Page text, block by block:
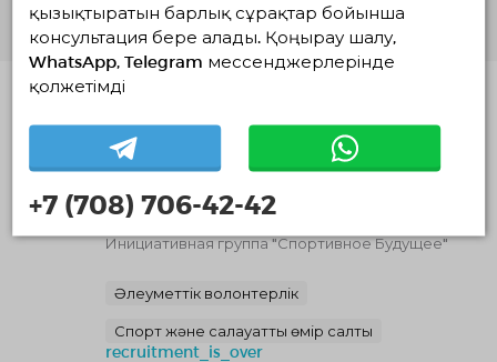
"Спортивное будущее"
25.07.2026 09:00
30.07.2026 — 09.08.2026, с 22:26 по 22:14
Астана, Астана
Инициативная группа "Спортивное Будущее"
Әлеуметтік волонтерлік
Спорт және салауатты өмір салты
recruitment_is_over
қызықтыратын барлық сұрақтар бойынша
консультация бере алады. Қоңырау шалу,
WhatsApp, Telegram мессенджерлерінде
қолжетімді
+7 (708) 706-42-42